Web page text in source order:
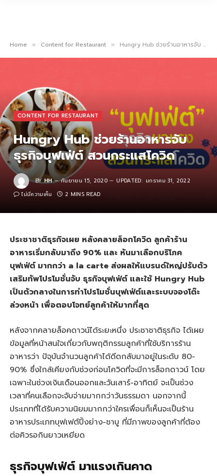
Home » Content for Restaurant » Hungry Hub ช่วยร้านอาหารจับ ธุรกิจบุฟเฟ่ต์ สวนกระแสโควิด
CONTENT FOR RESTAURANT
Hungry Hub ช่วยร้านอาหารจับ
ธุรกิจบุฟเฟ่ต์ สวนกระแสโควิด
BY HH กันยายน 15, 2020 UPDATED: มกราคม 31, 2022
ไม่มีความเห็น
2 MINS READ
ประชาชาติธุรกิจเผย หลังคลายล็อกโควิด ลูกค้าร้าน
อาหารเริ่มกลับมาถึง 90% และ หันมาเลือกบริโภค
บุฟเฟ่ต์ มากกว่า a la carte ส่งผลให้แบรนด์ใหญ่ปรับตัว
เสริมทัพโปรโมชั่นจับ ธุรกิจบุฟเฟ่ต์และใช้ Hungry Hub
เป็นตัวกลางในการทำโปรโมชั่นบุฟเฟ่ต์และระบบจองโต๊ะ
ล่วงหน้า เพื่อตอบโจทย์ลูกค้าให้มากที่สุด
หลังจากคลายล็อคดาวน์ได้ระยะหนึ่ง ประชาชาติธุรกิจ ได้เผย
ข้อมูลที่หน้าสนใจเกี่ยวกับพฤติกรรมลูกค้าที่ใช้บริการร้าน
อาหารว่า ปัจุบันจำนวนลูกค้าได้ดีดกลับมาอยู่ในระดับ 80-
90% ซึ่งใกล้เคียงกับช่วงก่อนโควิดที่จะมีการล็อกดาวน์ โดย
เฉพาะในช่วงเงินเดือนออกและวันเสาร์-อาทิตย์ จะเป็นช่วง
เวลาที่คนเลือกจะจับจ่ายมากกว่าวันธรรมดา นอกจากนี้
ประเภทที่ได้รับความนิยมมากกว่าใครเพื่อนก็เห็นจะเป็นร้าน
อาหารประเภทบุฟเฟต์ปิ้งย่าง-ชาบู ที่มีภาพของลูกค้าที่ต้อง
ต่อคิวรอกินยาวเหยียด
ธุรกิจบุฟเฟ่ต์ มาแรงเกินคาด